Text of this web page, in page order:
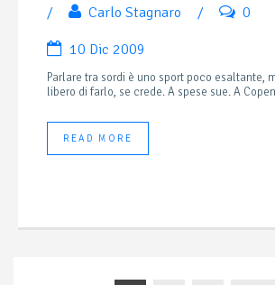
/
Carlo Stagnaro / 0
10 Dic 2009
Parlare tra sordi è uno sport poco esaltante,
libero di farlo, se crede. A spese sue. A
READ MORE